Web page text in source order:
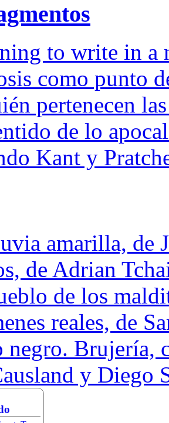
to write in a
como punto
pertenecen
de lo
Kant y
amarilla, de
de Adrian
de los
reales, de
negro. Brujería,
y Diego